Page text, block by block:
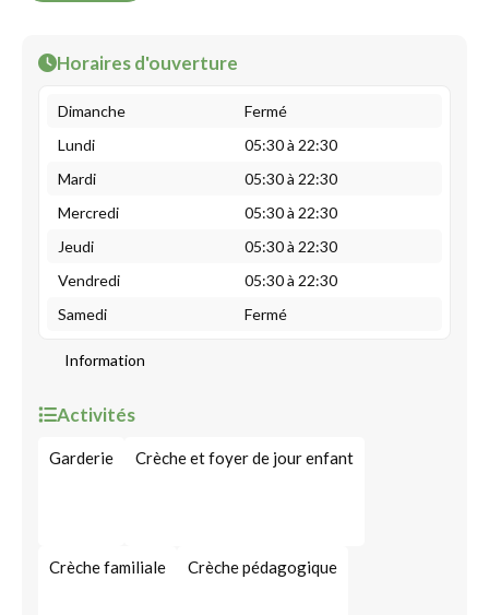
Horaires d'ouverture
Dimanche
Fermé
Lundi
05:30 à 22:30
Mardi
05:30 à 22:30
Mercredi
05:30 à 22:30
Jeudi
05:30 à 22:30
Vendredi
05:30 à 22:30
Samedi
Fermé
Information
Activités
Garderie Crèche et foyer de jour enfant
Crèche familiale Crèche pédagogique